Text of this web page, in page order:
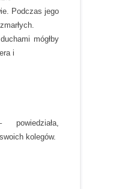
Podczas jego
mógłby
i
kolegów.